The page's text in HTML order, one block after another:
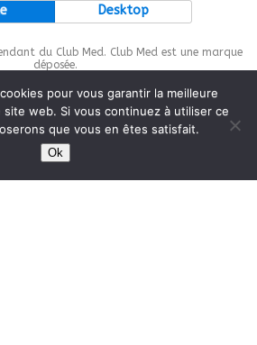
Desktop
du Club Med. Club Med est une marque
déposée.
protected bywp-copyrightpro.com
pour vous garantir la meilleure
web. Si vous continuez à utiliser ce
que vous en êtes satisfait.
Ok